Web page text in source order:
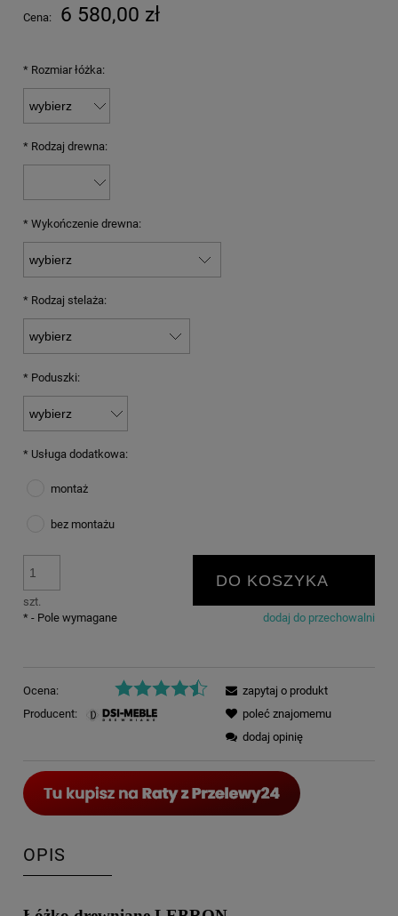
Cena: 6 580,00 zł
* Rozmiar łóżka:
* Rodzaj drewna:
* Wykończenie drewna:
* Rodzaj stelaża:
* Poduszki:
* Usługa dodatkowa:
montaż
bez montażu
szt.
DO KOSZYKA
dodaj do przechowalni
* - Pole wymagane
Ocena:
Producent:
zapytaj o produkt
poleć znajomemu
dodaj opinię
OPIS